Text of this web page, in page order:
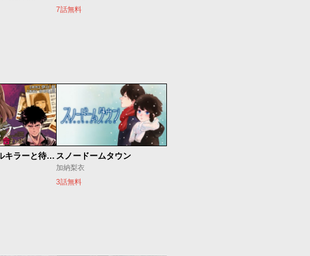
7話無料
今夜もシリアルキラーと待ち合わせ スノードームタウン
加納梨衣
3話無料